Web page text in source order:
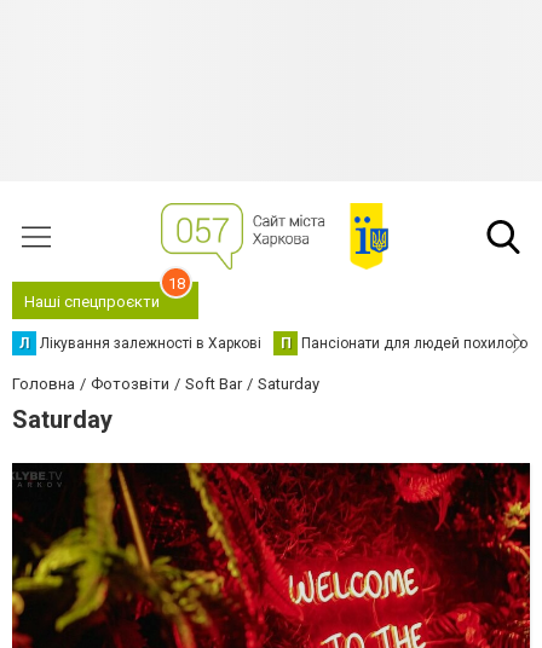
Наші спецпроєкти
18
Л Лікування залежності в Харкові П Пансіонати для людей похилого
Головна Фотозвіти Soft Bar Saturday
Saturday